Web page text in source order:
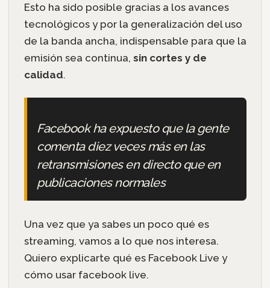
Esto ha sido posible gracias a los avances
tecnológicos y por la generalización del uso
de la banda ancha, indispensable para que la
emisión sea continua, sin cortes y de
calidad.
Facebook ha expuesto que la gente
comenta diez veces más en las
retransmisiones en directo que en
publicaciones normales
Una vez que ya sabes un poco qué es
streaming, vamos a lo que nos interesa.
Quiero explicarte qué es Facebook Live y
cómo usar facebook live.